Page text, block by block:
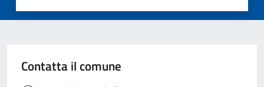
Contatta il comune